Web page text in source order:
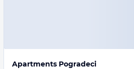
Apartments Pogradeci